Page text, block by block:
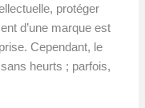
protéger
d’une marque est
Cependant, le
heurts ; parfois,